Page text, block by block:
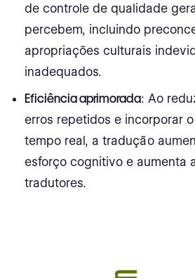
de controle de qualidade
percebem, incluindo
apropriações culturais
inadequados.
Eficiência aprimorada: Ao
erros repetidos e incorporar
tempo real, a tradução
esforço cognitivo e aumenta
tradutores.